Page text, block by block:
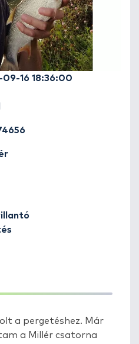
09-16 18:36:00
a pergetéshez. Már
a Millér csatorna